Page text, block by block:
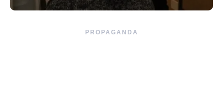
PROPAGANDA